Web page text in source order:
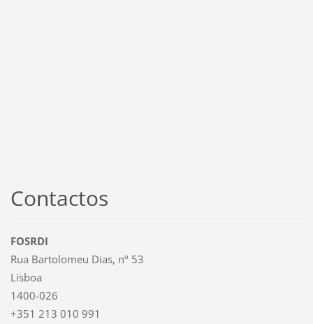
Contactos
FOSRDI
Rua Bartolomeu Dias, nº 53
Lisboa
1400-026
+351 213 010 991